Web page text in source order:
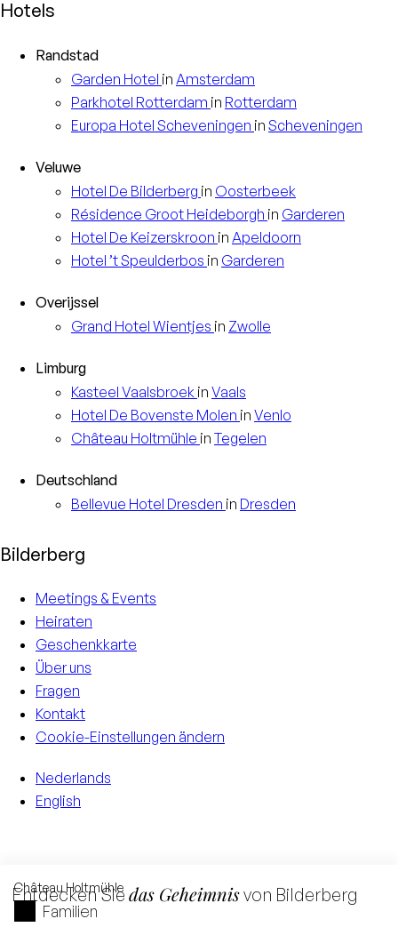
Château Holtmühle
Familien
Hotels
Randstad
Garden Hotel in Amsterdam
Parkhotel Rotterdam in Rotterdam
Europa Hotel Scheveningen in Scheveningen
Veluwe
Hotel De Bilderberg in Oosterbeek
Résidence Groot Heideborgh in Garderen
Hotel De Keizerskroon in Apeldoorn
Hotel ’t Speulderbos in Garderen
Overijssel
Grand Hotel Wientjes in Zwolle
Limburg
Kasteel Vaalsbroek in Vaals
Hotel De Bovenste Molen in Venlo
Château Holtmühle in Tegelen
Deutschland
Bellevue Hotel Dresden in Dresden
Bilderberg
Meetings & Events
Heiraten
Geschenkkarte
Über uns
Fragen
Kontakt
Cookie-Einstellungen ändern
Nederlands
English
Entdecken Sie das Geheimnisvon Bilderberg